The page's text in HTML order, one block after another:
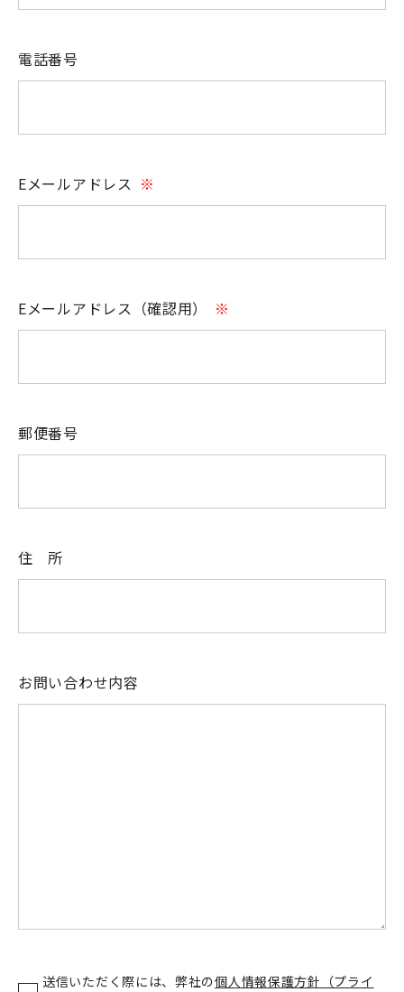
電話番号
Eメールアドレス ※
Eメールアドレス（確認用） ※
郵便番号
住 所
お問い合わせ内容
送信いただく際には、弊社の個人情報保護方針（プライ